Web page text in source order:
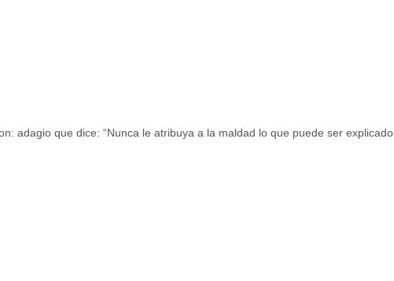
adagio que dice: “Nunca le atribuya a la maldad lo que puede ser explicado